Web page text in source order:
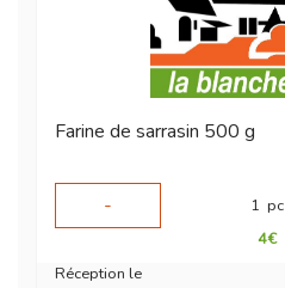
Farine de sarrasin 500 g
-
1 pc
4€
Réception le